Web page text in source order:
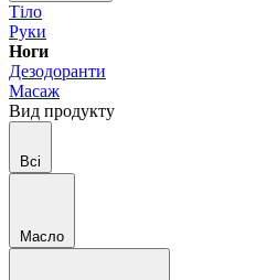
Тіло
Руки
Ноги
Дезодоранти
Масаж
Вид продукту
Всі
Масло